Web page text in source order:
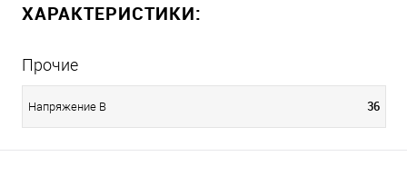
ХАРАКТЕРИСТИКИ:
Прочие
Напряжение В 36